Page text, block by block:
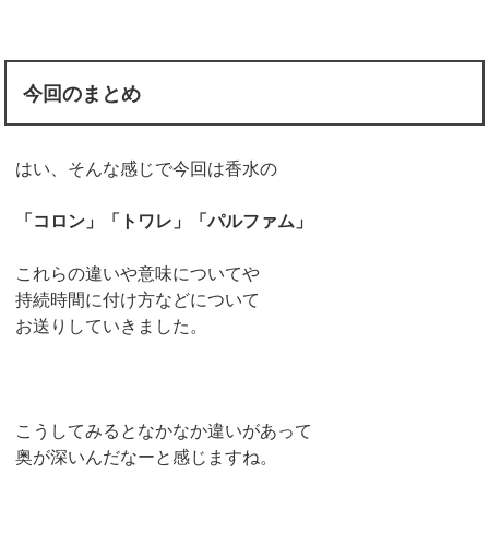
今回のまとめ
はい、そんな感じで今回は香水の
「コロン」「トワレ」「パルファム」
これらの違いや意味についてや
持続時間に付け方などについて
お送りしていきました。
こうしてみるとなかなか違いがあって
奥が深いんだなーと感じますね。